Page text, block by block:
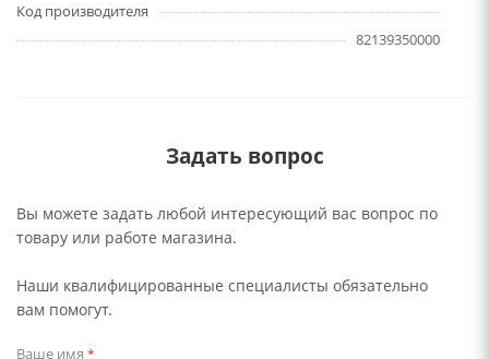
Код производителя
82139350000
Задать вопрос
Вы можете задать любой интересующий вас вопрос по
товару или работе магазина.
Наши квалифицированные специалисты обязательно
вам помогут.
Ваше имя *